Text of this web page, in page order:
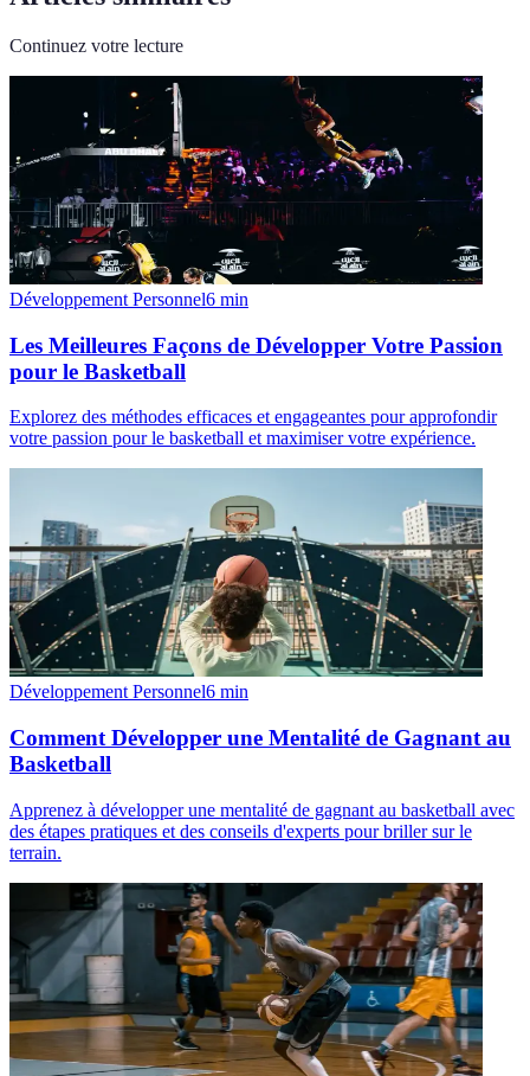
Continuez votre lecture
Développement Personnel6 min
Les Meilleures Façons de Développer Votre Passion
pour le Basketball
Explorez des méthodes efficaces et engageantes pour approfondir
votre passion pour le basketball et maximiser votre expérience.
Développement Personnel6 min
Comment Développer une Mentalité de Gagnant au
Basketball
Apprenez à développer une mentalité de gagnant au basketball avec
des étapes pratiques et des conseils d'experts pour briller sur le
terrain.